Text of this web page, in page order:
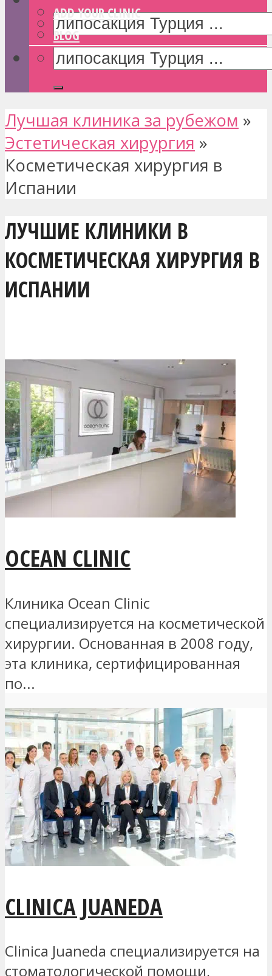
ADD YOUR CLINIC
BLOG
Лучшая клиника за рубежом »
Эстетическая хирургия »
Косметическая хирургия в
Испании
ЛУЧШИЕ КЛИНИКИ В
КОСМЕТИЧЕСКАЯ ХИРУРГИЯ В
ИСПАНИИ
OCEAN CLINIC
Клиника Ocean Clinic
специализируется на косметической
хирургии. Основанная в 2008 году,
эта клиника, сертифицированная
по...
CLINICA JUANEDA
Clinica Juaneda специализируется на
стоматологической помощи,